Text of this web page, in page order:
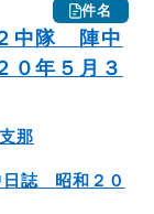
件名
中隊 陣中
０年５月３
支那
日誌 昭和２０